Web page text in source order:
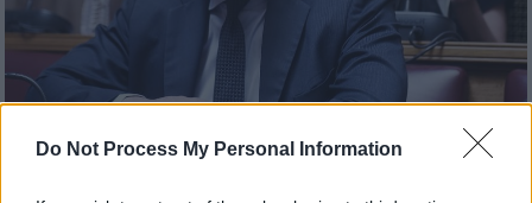
Do Not Process My Personal Information